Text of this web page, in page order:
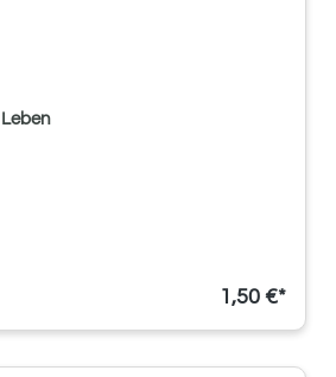
1,50 €*